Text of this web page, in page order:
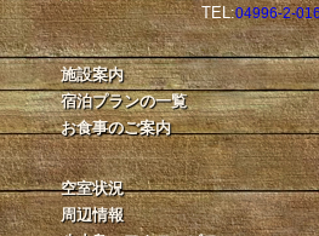
TEL:04996-2-
施設案内
宿泊プランの一覧
お食事のご案内
空室状況
周辺情報